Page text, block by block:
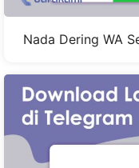
Nada Dering WA